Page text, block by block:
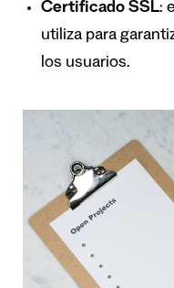
Certificado SSL:
utiliza para
los usuarios.